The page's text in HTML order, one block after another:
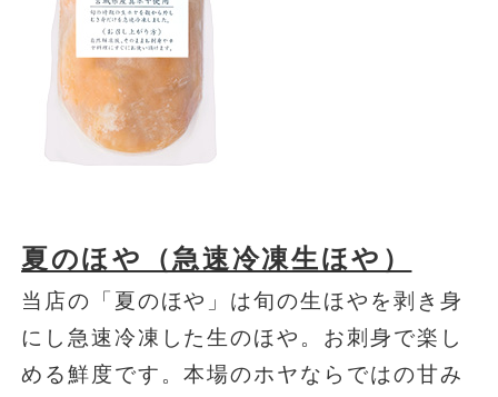
夏のほや（急速冷凍生ほや）
当店の「夏のほや」は旬の生ほやを剥き身
にし急速冷凍した生のほや。お刺身で楽し
める鮮度です。本場のホヤならではの甘み